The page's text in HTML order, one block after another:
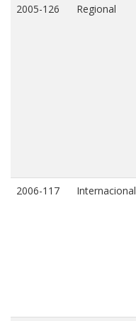
2005-126 Regional
2006-117 Internacional